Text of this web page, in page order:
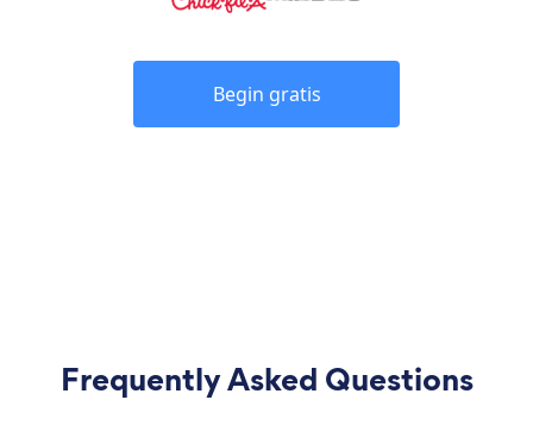
Begin gratis
Frequently Asked Questions